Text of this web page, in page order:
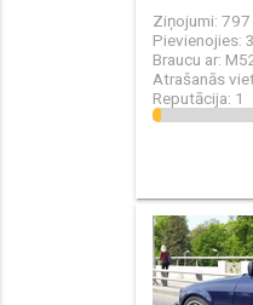
Ziņojumi: 797
Pievienojies:
Braucu ar:
Atrašanās
Reputācija: 1